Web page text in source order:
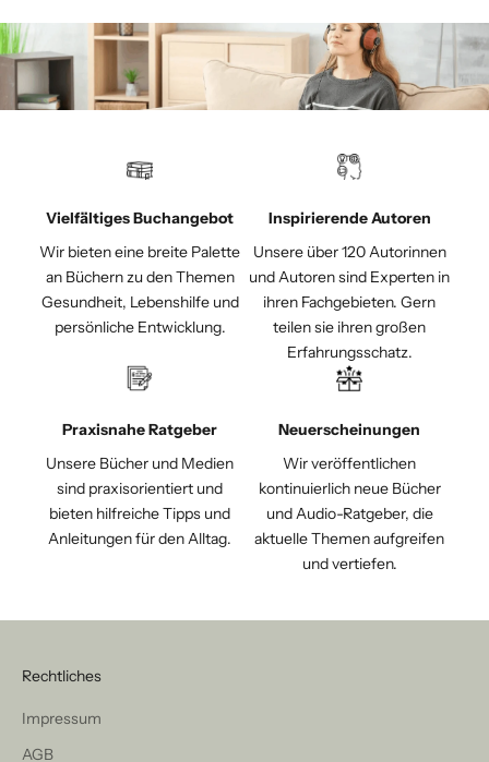
Vielfältiges Buchangebot
Wir bieten eine breite Palette
an Büchern zu den Themen
Gesundheit, Lebenshilfe und
persönliche Entwicklung.
Inspirierende Autoren
Unsere über 120 Autorinnen
und Autoren sind Experten in
ihren Fachgebieten. Gern
teilen sie ihren großen
Erfahrungsschatz.
Praxisnahe Ratgeber
Unsere Bücher und Medien
sind praxisorientiert und
bieten hilfreiche Tipps und
Anleitungen für den Alltag.
Neuerscheinungen
Wir veröffentlichen
kontinuierlich neue Bücher
und Audio-Ratgeber, die
aktuelle Themen aufgreifen
und vertiefen.
Rechtliches
Impressum
AGB